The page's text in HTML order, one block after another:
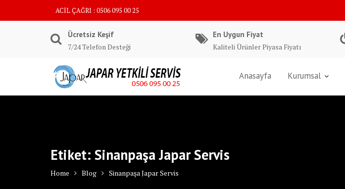
ACİL ÇAĞRI : 0506 095 00 25
Ücretsiz Keşif
7/24 Telefon Desteği
En Uygun Fiyat
Kaliteli Ürünler Piyasa Fiyatı
Anasayfa Kurumsal
Etiket: Sinanpaşa Japar Servis
Home Blog Sinanpaşa Japar Servis